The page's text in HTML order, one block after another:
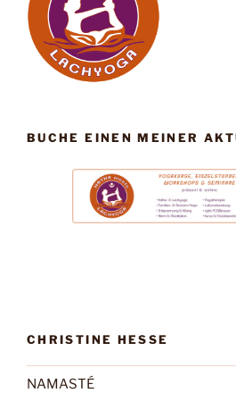
BUCHE EINEN MEINER
CHRISTINE HESSE
NAMASTÉ